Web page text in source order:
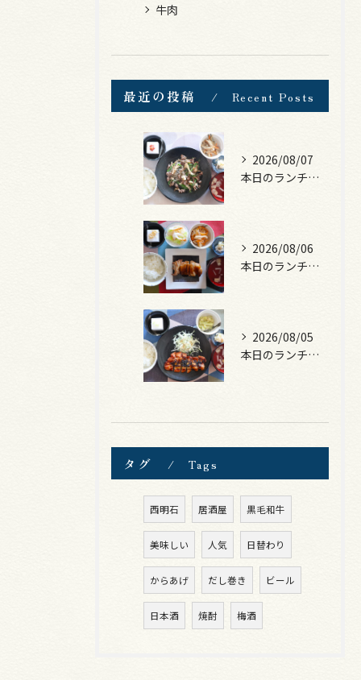
牛肉
最近の投稿 Recent Posts
2026/08/07
本日のランチは、黒毛和牛のチャプチェ！
2026/08/06
本日のランチは、照焼きチキン！
2026/08/05
本日のランチは、ロース豚カツ梅はさみ！
タグ Tags
西明石 居酒屋 黒毛和牛
美味しい 人気 日替わり
からあげ だし巻き ビール
日本酒 焼酎 梅酒